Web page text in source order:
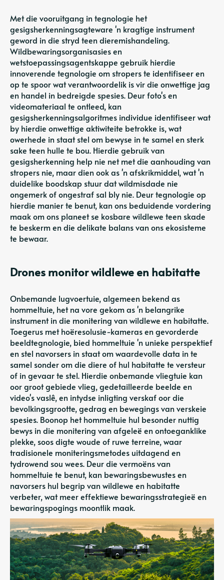
Met die vooruitgang in tegnologie het
gesigsherkenningsagteware 'n kragtige instrument
geword in die stryd teen dieremishandeling.
Wildbewaringsorganisasies en
wetstoepassingsagentskappe gebruik hierdie
innoverende tegnologie om stropers te identifiseer en
op te spoor wat verantwoordelik is vir die onwettige jag
en handel in bedreigde spesies. Deur foto's en
videomateriaal te ontleed, kan
gesigsherkenningsalgoritmes individue identifiseer wat
by hierdie onwettige aktiwiteite betrokke is, wat
owerhede in staat stel om bewyse in te samel en sterk
sake teen hulle te bou. Hierdie gebruik van
gesigsherkenning help nie net met die aanhouding van
stropers nie, maar dien ook as 'n afskrikmiddel, wat 'n
duidelike boodskap stuur dat wildmisdade nie
ongemerk of ongestraf sal bly nie. Deur tegnologie op
hierdie manier te benut, kan ons beduidende vordering
maak om ons planeet se kosbare wildlewe teen skade
te beskerm en die delikate balans van ons ekosisteme
te bewaar.
Drones monitor wildlewe en habitatte
Onbemande lugvoertuie, algemeen bekend as
hommeltuie, het na vore gekom as 'n belangrike
instrument in die monitering van wildlewe en habitatte.
Toegerus met hoëresolusie-kameras en gevorderde
beeldtegnologie, bied hommeltuie 'n unieke perspektief
en stel navorsers in staat om waardevolle data in te
samel sonder om die diere of hul habitatte te versteur
of in gevaar te stel. Hierdie onbemande vliegtuie kan
oor groot gebiede vlieg, gedetailleerde beelde en
video's vaslê, en intydse inligting verskaf oor die
bevolkingsgrootte, gedrag en bewegings van verskeie
spesies. Boonop het hommeltuie hul besonder nuttig
bewys in die monitering van afgeleë en ontoeganklike
plekke, soos digte woude of ruwe terreine, waar
tradisionele moniteringsmetodes uitdagend en
tydrowend sou wees. Deur die vermoëns van
hommeltuie te benut, kan bewaringsbewustes en
navorsers hul begrip van wildlewe en habitatte
verbeter, wat meer effektiewe bewaringsstrategieë en
bewaringspogings moontlik maak.